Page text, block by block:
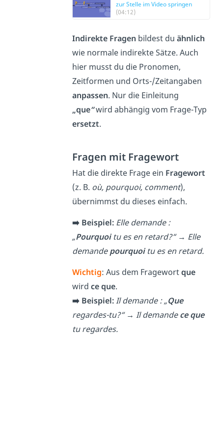
zur Stelle im Video springen
(04:12)
Indirekte Fragen bildest du ähnlich
wie normale indirekte Sätze. Auch
hier musst du die Pronomen,
Zeitformen und Orts-/Zeitangaben
anpassen. Nur die Einleitung
„que“wird abhängig vom Frage-Typ
ersetzt.
Fragen mit Fragewort
Hat die direkte Frage ein Fragewort
(z. B. où, pourquoi, comment),
übernimmst du dieses einfach.
➡️ Beispiel: Elle demande :
„Pourquoitu es en retard?“→ Elle
demandepourquoitu es en retard.
Wichtig: Aus dem Fragewortque
wird ce que.
➡️ Beispiel:Il demande : „Que
regardes-tu?“ → Il demandece que
tu regardes.